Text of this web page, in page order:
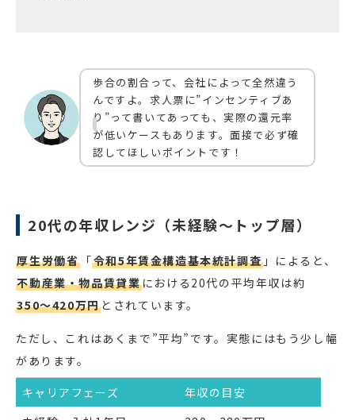
歩合の割合って、会社によって全然違う
んですよ。求人票に”インセンティブあ
り”って書いてあっても、実際の還元率
が低いケースもあります。面接で必ず確
認してほしいポイントです！
20代の年収レンジ（未経験〜トップ層）
厚生労働省「令和5年賃金構造基本統計調査」によると、
不動産業・物品賃貸業における20代の平均年収は約
350〜420万円とされています。
ただし、これはあくまで”平均”です。実態にはもう少し幅
があります。
キャリアフェーズ
年収の目安